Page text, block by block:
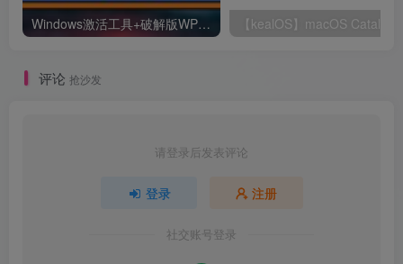
Windows激活工具+破解版WPS+破解版pdf(可编辑)+办公文件转换工具
评论 抢沙发
请登录后发表评论
登录 注册
社交账号登录